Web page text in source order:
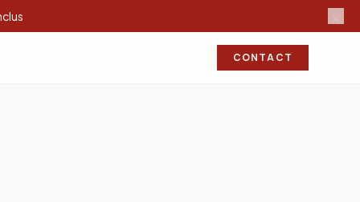
CONTACT